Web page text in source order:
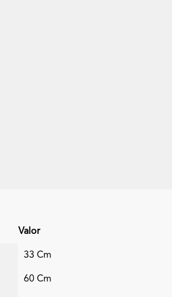
Valor
33 Cm
60 Cm